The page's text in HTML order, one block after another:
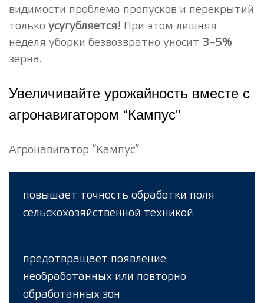
видимости проблема пропусков и перекрытий
только усугубляется! При этом лишняя
неделя уборки безвозвратно уносит 3–5%
зерна.
Увеличивайте урожайность вместе с
агронавигатором “Кампус"
Агронавигатор “Кампус”
повышает точность обработки поля
сельскохозяйственной техникой
предотвращает появление
необработанных или повторно
обработанных зон